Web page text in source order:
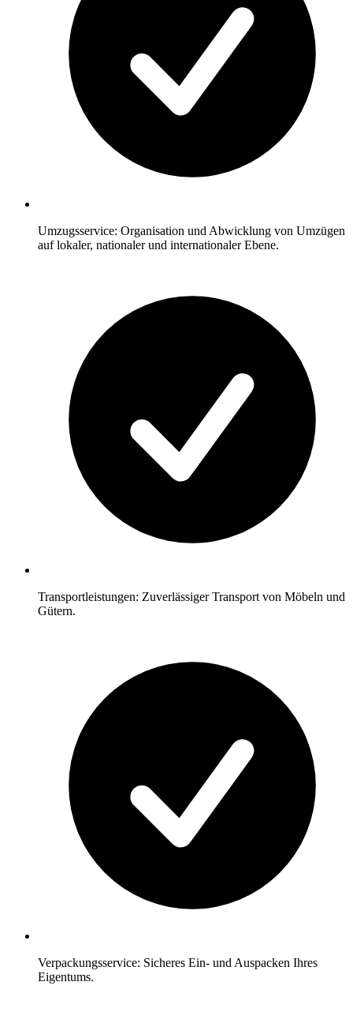
Umzugsservice: Organisation und Abwicklung von Umzügen
auf lokaler, nationaler und internationaler Ebene.
Transportleistungen: Zuverlässiger Transport von Möbeln und
Gütern.
Verpackungsservice: Sicheres Ein- und Auspacken Ihres
Eigentums.